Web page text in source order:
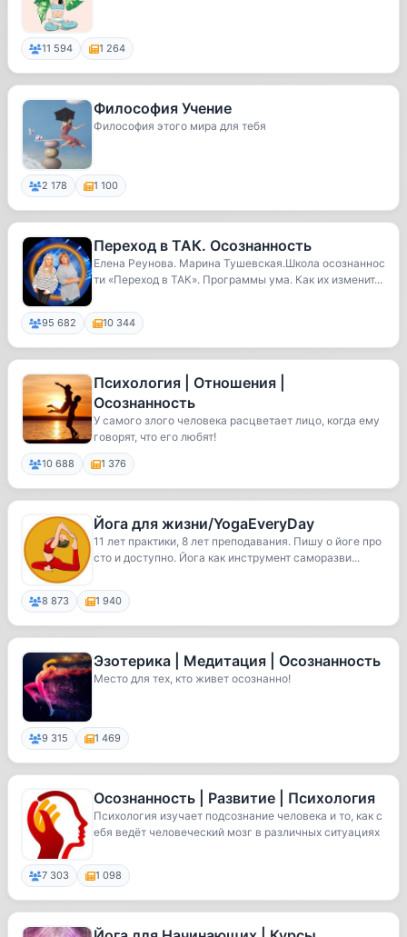
11 594 1 264
Философия Учение
Философия этого мира для тебя
2 178 1 100
Переход в ТАК. Осознанность
Елена Реунова. Марина Тушевская.Школа осознаннос
ти «Переход в ТАК». Программы ума. Как их изменит...
95 682 10 344
Психология | Отношения |
Осознанность
У самого злого человека расцветает лицо, когда ему
говорят, что его любят!
10 688 1 376
Йога для жизни/YogaEveryDay
11 лет практики, 8 лет преподавания. Пишу о йоге про
сто и доступно. Йога как инструмент саморазви...
8 873 1 940
Эзотерика | Медитация | Осознанность
Место для тех, кто живет осознанно!
9 315 1 469
Осознанность | Развитие | Психология
Психология изучает подсознание человека и то, как с
ебя ведёт человеческий мозг в различных ситуациях
7 303 1 098